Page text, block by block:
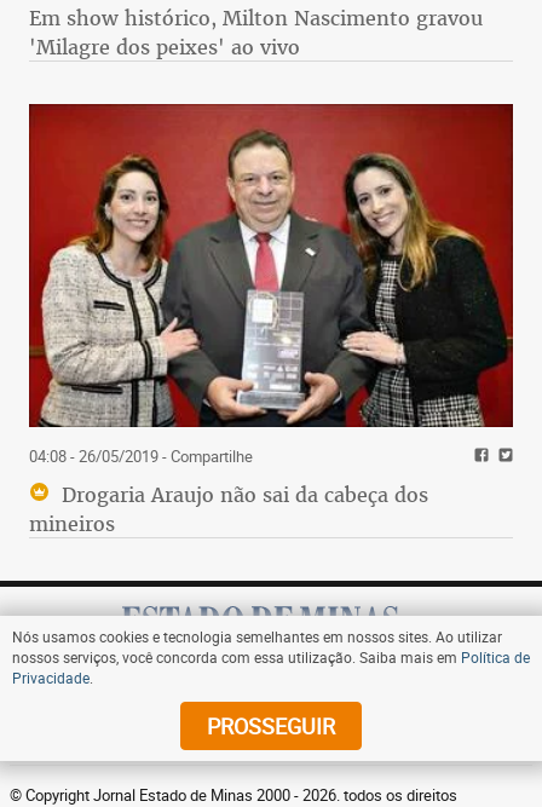
Em show histórico, Milton Nascimento gravou
'Milagre dos peixes' ao vivo
04:08 - 26/05/2019- Compartilhe
Drogaria Araujo não sai da cabeça dos
mineiros
Assine
© Copyright Jornal Estado de Minas 2000 - 2026. todos os direitos
Nós usamos cookies e tecnologia semelhantes em nossos sites. Ao utilizar
nossos serviços, você concorda com essa utilização. Saiba mais em Política de
Privacidade
PROSSEGUIR